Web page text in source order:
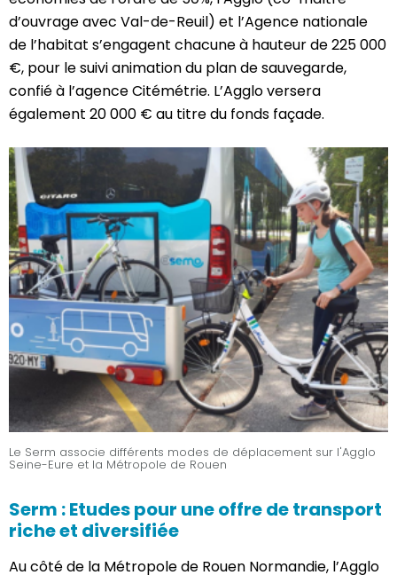
d’ouvrage avec Val-de-Reuil) et l’Agence nationale
de l’habitat s’engagent chacune à hauteur de 225 000
€, pour le suivi animation du plan de sauvegarde,
confié à l’agence Citémétrie. L’Agglo versera
également 20 000 € au titre du fonds façade.
Le Serm associe différents modes de déplacement sur l'Agglo
Seine-Eure et la Métropole de Rouen
Serm : Etudes pour une offre de transport
riche et diversifiée
Au côté de la Métropole de Rouen Normandie, l’Agglo